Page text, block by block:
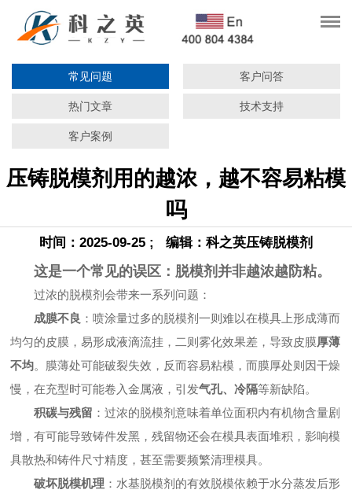
常见问题 客户问答
热门文章 技术支持
客户案例
压铸脱模剂用的越浓，越不容易粘模
吗
时间：2025-09-25 ; 编辑：科之英压铸脱模剂
这是一个常见的误区： 脱模剂并非越浓越防粘。
过浓的脱模剂会带来一系列问题：
成膜不良 ：喷涂量过多的脱模剂一则难以在模具上形成薄而
均匀的皮膜，易形成液滴流挂，二则雾化效果差，导致皮膜厚薄
不均。膜薄处可能破裂失效，反而容易粘模，而膜厚处则因干燥
慢，在充型时可能卷入金属液，引发气孔、冷隔等新缺陷。
积碳与残留 ：过浓的脱模剂意味着单位面积内有机物含量剧
增，有可能导致铸件发黑，残留物还会在模具表面堆积，影响模
具散热和铸件尺寸精度，甚至需要频繁清理模具。
破坏脱模机理 ：水基脱模剂的有效脱模依赖于水分蒸发后形